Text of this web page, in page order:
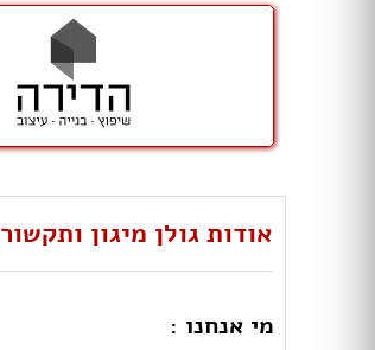
אודות גולן מיגון
מי אנחנו :